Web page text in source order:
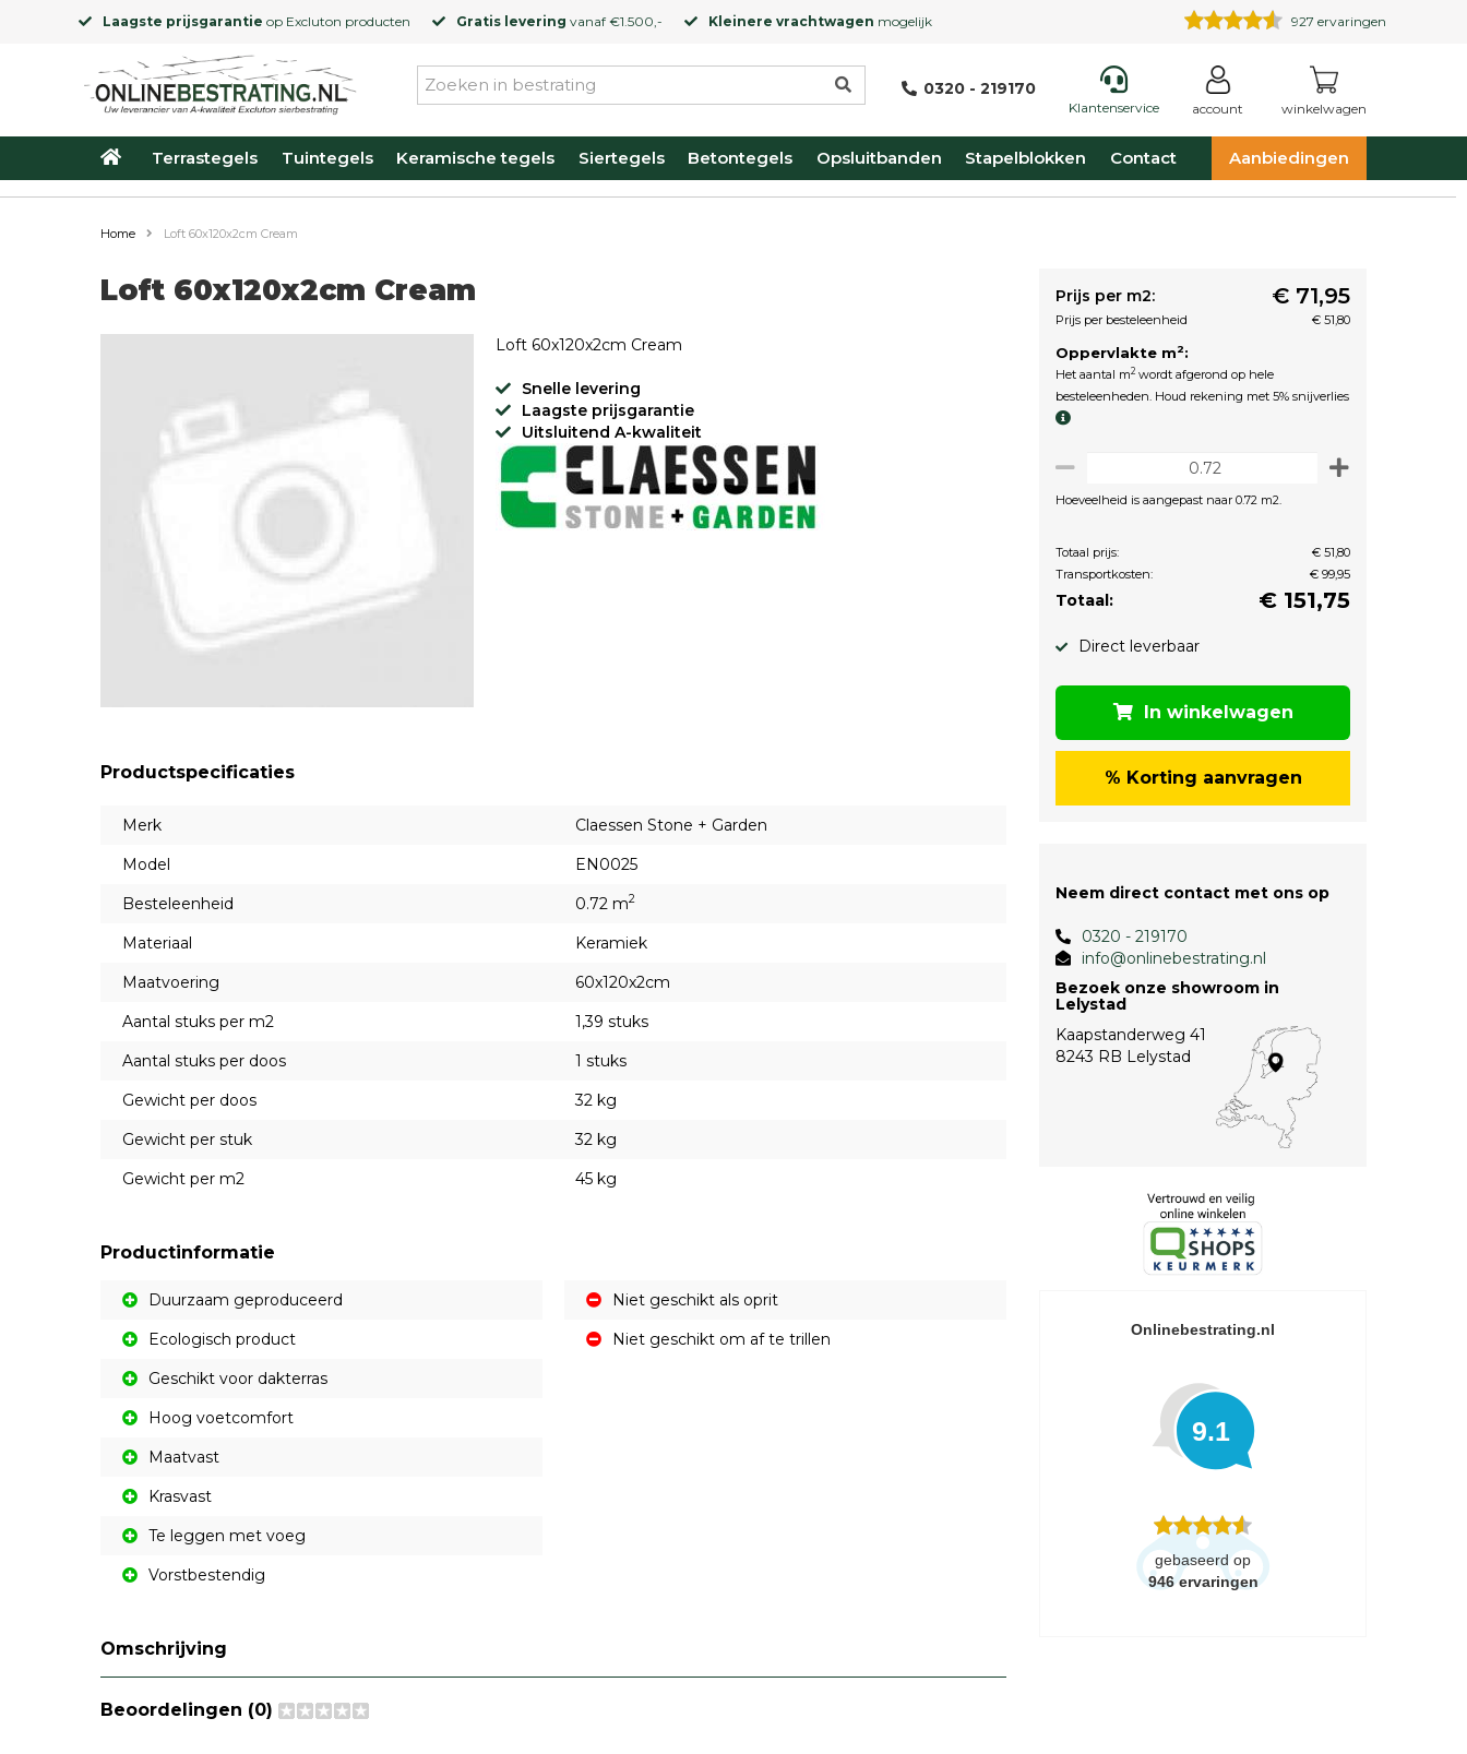
Laagste prijsgarantie op Excluton producten Gratis levering vanaf €1.500,- Kleinere vrachtwagen mogelijk 927 ervaringen
0320 - 219170
Klantenservice account winkelwagen
Terrastegels Tuintegels Keramische tegels Siertegels Betontegels Opsluitbanden Stapelblokken Contact Aanbiedingen
Home Loft 60x120x2cm Cream
Loft 60x120x2cm Cream
Loft 60x120x2cm Cream
Snelle levering
Laagste prijsgarantie
Uitsluitend A-kwaliteit
Productspecificaties
Merk
Claessen Stone + Garden
Model
EN0025
Besteleenheid
0.72 m2
Materiaal
Keramiek
Maatvoering
60x120x2cm
Aantal stuks per m2
1,39 stuks
Aantal stuks per doos
1 stuks
Gewicht per doos
32 kg
Gewicht per stuk
32 kg
Gewicht per m2
45 kg
Productinformatie
Duurzaam geproduceerd
Ecologisch product
Geschikt voor dakterras
Hoog voetcomfort
Maatvast
Krasvast
Te leggen met voeg
Vorstbestendig
Niet geschikt als oprit
Niet geschikt om af te trillen
Omschrijving
Beoordelingen (0)
Prijs per m2: € 71,95
Prijs per besteleenheid € 51,80
Oppervlakte m2:
Het aantal m2 wordt afgerond op hele
besteleenheden. Houd rekening met 5% snijverlies
Hoeveelheid is aangepast naar 0.72 m2.
Totaal prijs:
€ 51,80
Transportkosten:
€ 99,95
Totaal: € 151,75
Direct leverbaar
In winkelwagen
% Korting aanvragen
Neem direct contact met ons op
0320 - 219170
info@onlinebestrating.nl
Bezoek onze showroom in
Lelystad
Kaapstanderweg 41
8243 RB Lelystad
Onlinebestrating.nl
9.1
gebaseerd op
946 ervaringen